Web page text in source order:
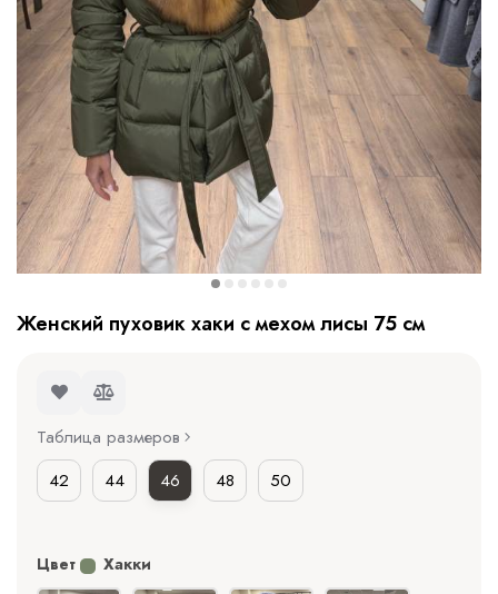
Женский пуховик хаки с мехом лисы 75 см
Таблица размеров
42
44 46 48 50
Цвет Хакки